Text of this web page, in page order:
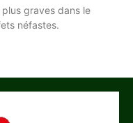
plus graves dans le
néfastes.